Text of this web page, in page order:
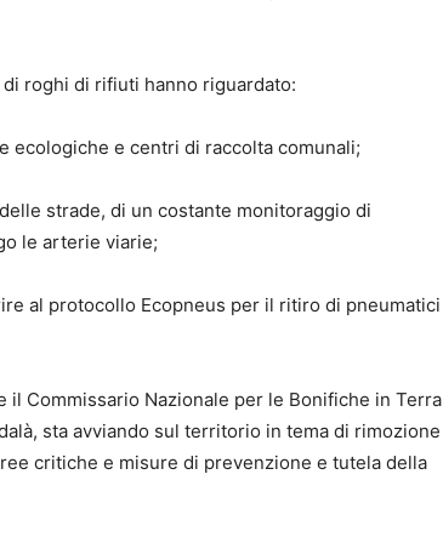
roghi di rifiuti hanno riguardato:
e centri di raccolta comunali;
strade, di un costante monitoraggio di
le arterie viarie;
al protocollo Ecopneus per il ritiro di pneumatici
Commissario Nazionale per le Bonifiche in Terra
sta avviando sul territorio in tema di rimozione
critiche e misure di prevenzione e tutela della